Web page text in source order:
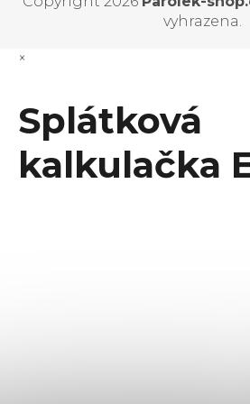
vyhrazena.
×
Splátková
kalkulačka